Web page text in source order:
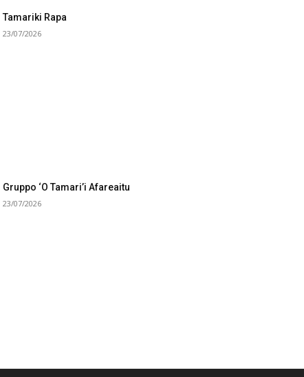
Tamariki Rapa
23/07/2026
Gruppo ‘O Tamari’i Afareaitu
23/07/2026